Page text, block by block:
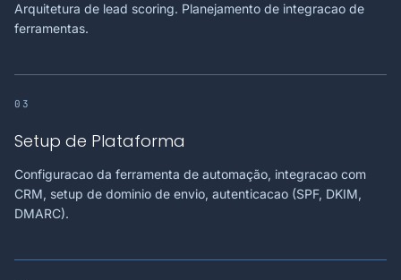
Arquitetura de lead scoring. Planejamento de integracao de
ferramentas.
03
Setup de Plataforma
Configuracao da ferramenta de automação, integracao com
CRM, setup de dominio de envio, autenticacao (SPF, DKIM,
DMARC).